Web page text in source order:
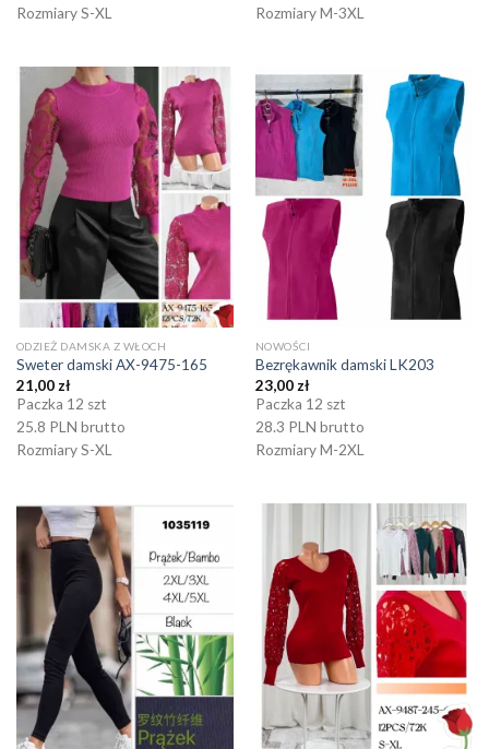
Rozmiary S-XL
Rozmiary M-3XL
ODZIEŻ DAMSKA Z WŁOCH
Sweter damski AX-9475-165
21,00 zł
Paczka 12 szt
25.8 PLN brutto
Rozmiary S-XL
NOWOŚCI
Bezrękawnik damski LK203
23,00 zł
Paczka 12 szt
28.3 PLN brutto
Rozmiary M-2XL